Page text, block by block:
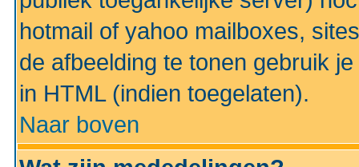
hotmail of yahoo mailboxes,
de afbeelding te tonen gebruik
in HTML (indien toegelaten).
Naar boven